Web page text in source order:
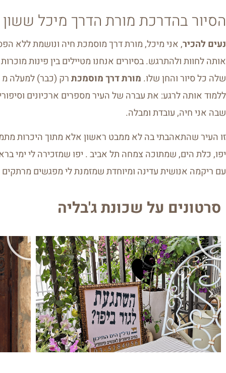
הסיור בהדרכת מורת הדרך מיכל
נעים להכיר, אני מיכל, מורת דרך מוסמכת חיה ונושמת ללא
אותה לחוות ולהתרגש. בסיורים אנחנו מטיילים בין פינות
שלה כל סיור והחן שלו. מורת דרך מוסמכת
ללמוד אותה לרגע: את עברה של העיר מספרים ארכיונים
שבה אני חיה, עובדת ומבלה.
זו העיר שהתאהבתי בה לא ממבט ראשון אלא מתוך היכרות
יפו, כלת הים, שמתוכה צמחה תל אביב . יפו שמזכירה לי ימי
עם ריקמה אנושית עדינה ומיוחדת שמזמנת לי מפגשים
סרטונים על שכונת ג'בליה